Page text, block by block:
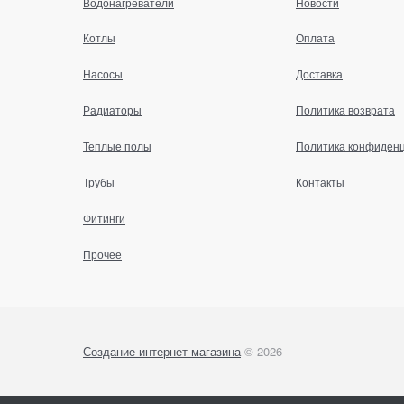
Котлы
Насосы
Радиаторы
Теплые полы
Трубы
Фитинги
Прочее
Оплата
Доставка
Политика возврата
Политика
Контакты
Создание интернет магазина © 2026